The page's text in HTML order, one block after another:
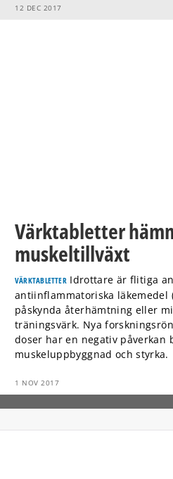
12 DEC 2017
Värktabletter
muskeltillväxt
VÄRKTABLETTERIdrottare är flitiga
antiinflammatoriska läkemedel
påskynda återhämtning eller
träningsvärk. Nya
doser har en negativ påverkan
muskeluppbyggnad och styrka.
1 NOV 2017